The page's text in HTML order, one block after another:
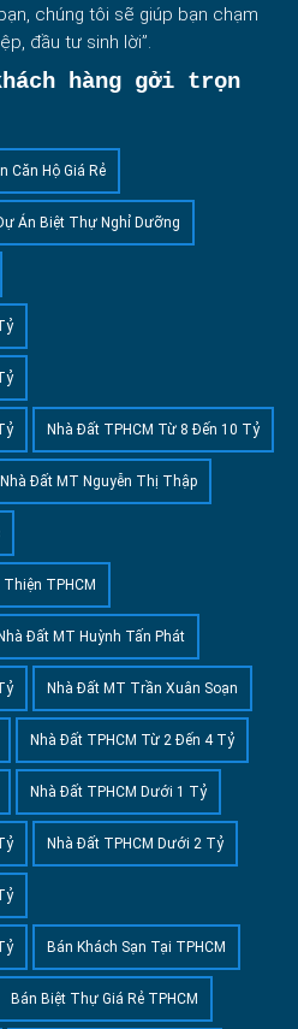
chúng tôi sẽ giúp bạn chạm
đầu tư sinh lời”.
hàng gởi trọn
Căn Hộ Giá Rẻ
Án Biệt Thự Nghỉ Dưỡng
Nhà Đất TPHCM Từ 8 Đến 10 Tỷ
Nhà Đất MT Nguyễn Thị Thập
TPHCM
Nhà Đất MT Huỳnh Tấn Phát
Nhà Đất MT Trần Xuân Soạn
Nhà Đất TPHCM Từ 2 Đến 4 Tỷ
Nhà Đất TPHCM Dưới 1 Tỷ
Nhà Đất TPHCM Dưới 2 Tỷ
Bán Khách Sạn Tại TPHCM
Bán Biệt Thự Giá Rẻ TPHCM